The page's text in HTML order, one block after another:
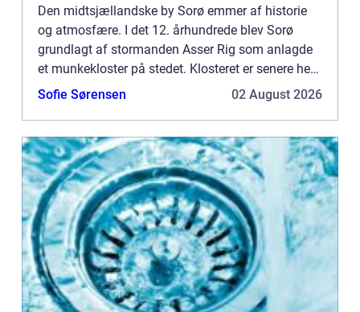
Den midtsjællandske by Sorø emmer af historie
og atmosfære. I det 12. århundrede blev Sorø
grundlagt af stormanden Asser Rig som anlagde
et munkekloster på stedet. Klosteret er senere hen
blevet til Sorø Akademis Skole, som er det lokale
Sofie Sørensen 02 August 2026